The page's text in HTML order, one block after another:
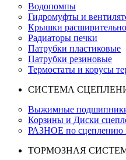
Водопомпы
Гидромуфты и
Крышки
Радиаторы печки
Патрубки пластиковые
Патрубки резиновые
Термостаты и корусы
СИСТЕМА
Выжимные
Корзины и Диски
РАЗНОЕ по
ТОРМОЗНАЯ